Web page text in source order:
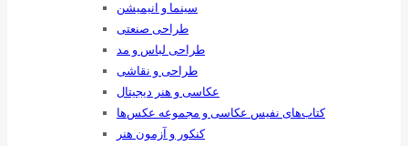
سینما و انیمیشن
طراحی صنعتی
طراحی لباس و مد
طراحی و نقاشی
عکاسی و هنر دیجیتال
کتاب‌های نفیس عکاسی و مجموعه عکس‌ها
کنکور و آزمون هنر